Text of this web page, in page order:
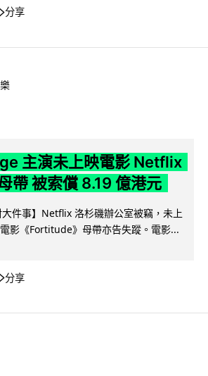
分享
主演未上映電影 Netflix
帶 被索償 8.19 億港元
大件事】Netflix 洛杉磯辦公室被竊，未上
影《Fortitude》母帶亦告失蹤。電影...
分享